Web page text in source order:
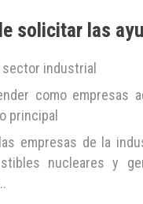
solicitar las
industrial
como empresas
principal
empresas de la
nucleares y